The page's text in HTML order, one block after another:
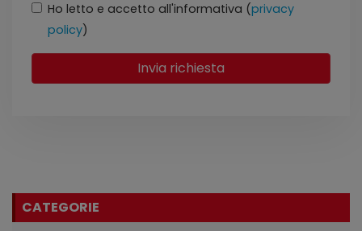
CATEGORIE
Ho letto e accetto all'informativa (privacy
policy)
Invia richiesta